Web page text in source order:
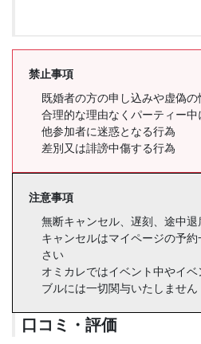
禁止事項
既婚者の方の申し込みや虚偽
合理的な理由なくパーティー
他参加者に迷惑となる行為
差別又は誹謗中傷する行為
注意事項
無断キャンセル、遅刻、途中
キャンセルはマイページの予
さい
オミカレではイベント中やイ
ブルには一切関与いたしません
口コミ・評価